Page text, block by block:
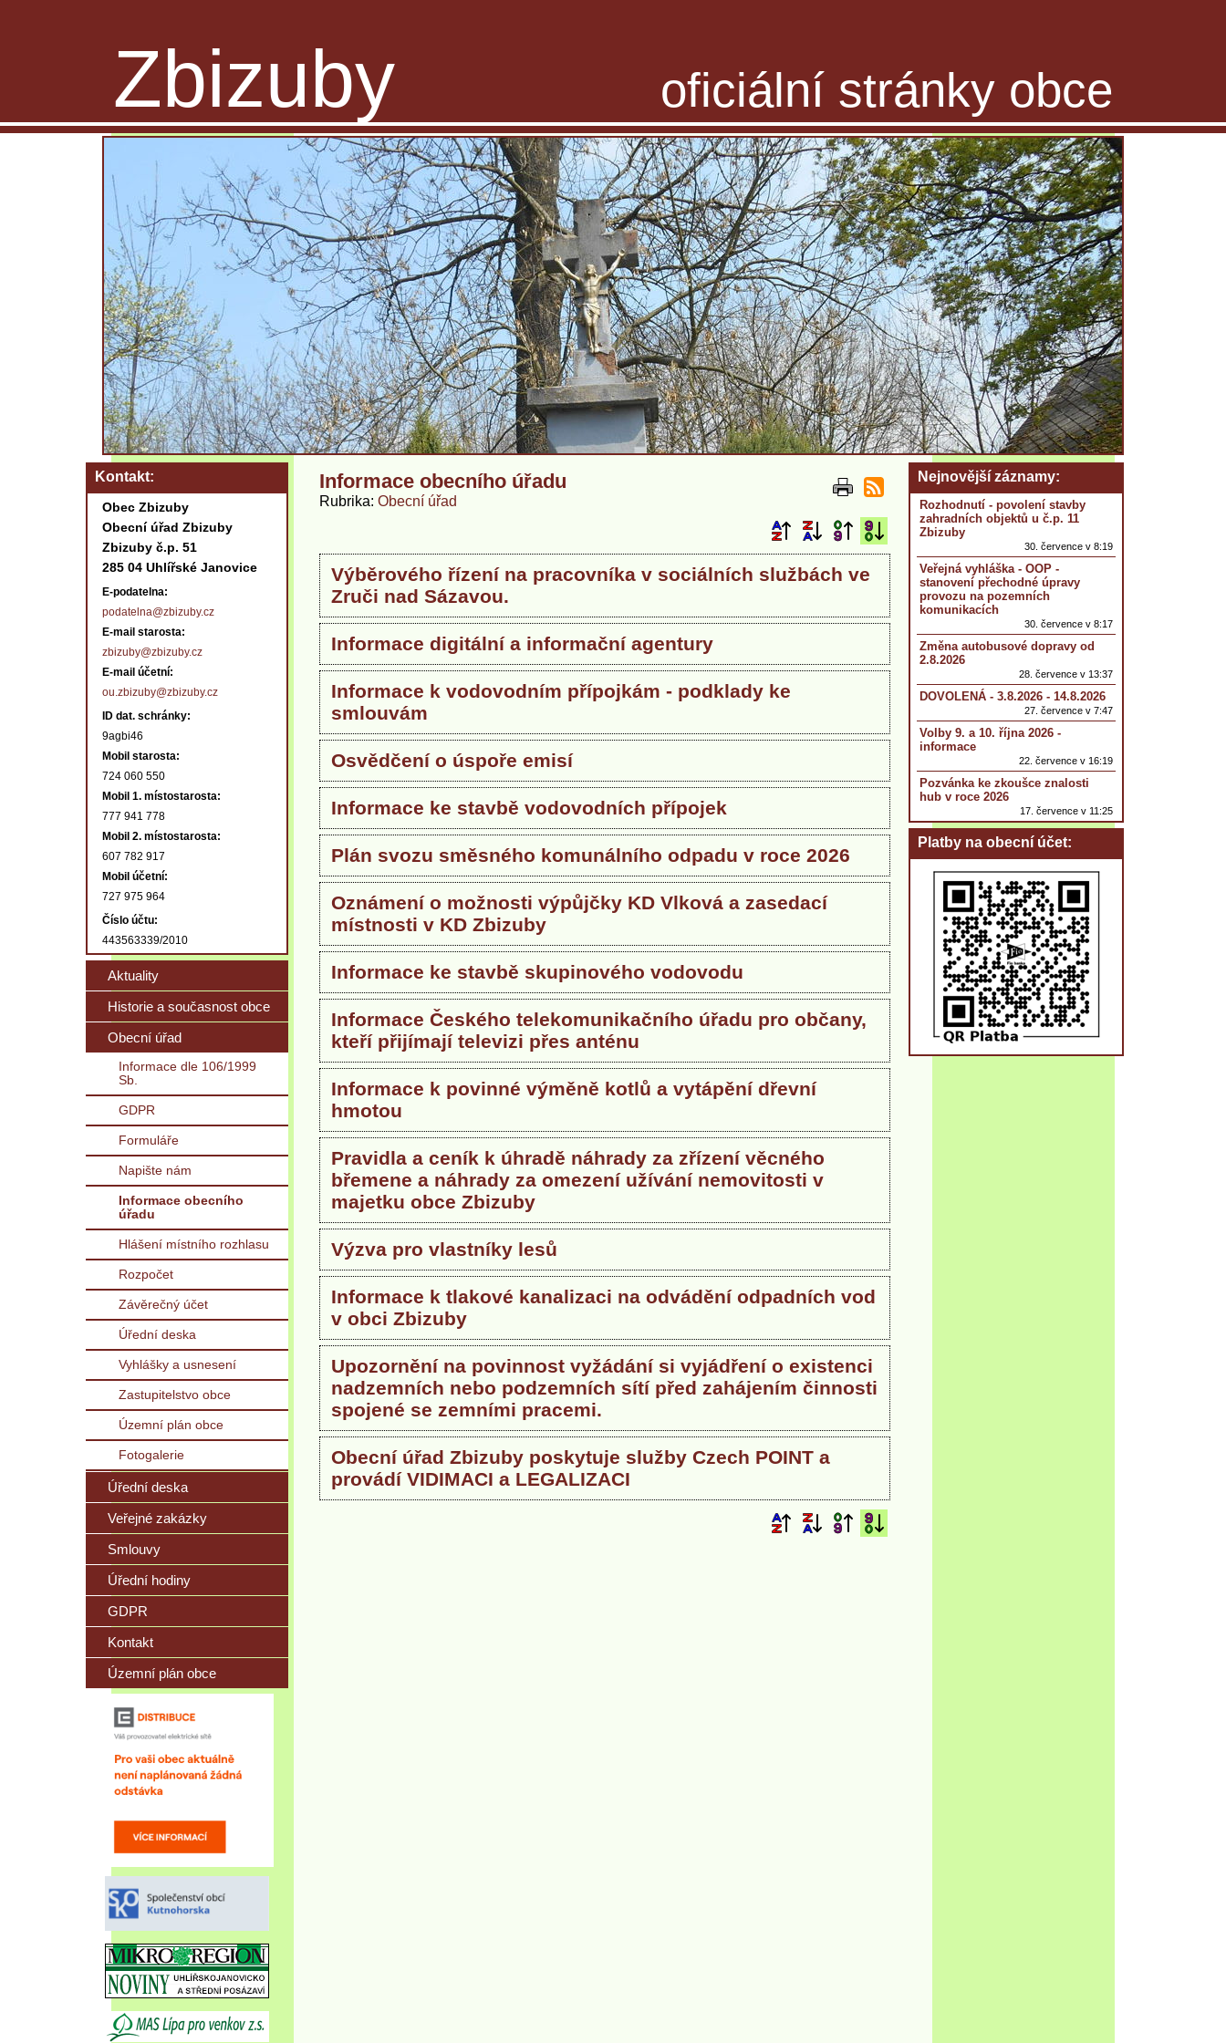
Zbizuby oficiální stránky obce
Informace obecního úřadu
Rubrika Obecní úřad
Výběrového řízení na pracovníka v sociálních službách ve
Zruči nad Sázavou.
Informace digitální a informační agentury
Informace k vodovodním přípojkám - podklady ke
smlouvám
Osvědčení o úspoře emisí
Informace ke stavbě vodovodních přípojek
Plán svozu směsného komunálního odpadu v roce 2026
Oznámení o možnosti výpůjčky KD Vlková a zasedací
místnosti v KD Zbizuby
Informace ke stavbě skupinového vodovodu
Informace Českého telekomunikačního úřadu pro občany,
kteří přijímají televizi přes anténu
Informace k povinné výměně kotlů a vytápění dřevní
hmotou
Pravidla a ceník k úhradě náhrady za zřízení věcného
břemene a náhrady za omezení užívání nemovitosti v
majetku obce Zbizuby
Výzva pro vlastníky lesů
Informace k tlakové kanalizaci na odvádění odpadních vod
v obci Zbizuby
Upozornění na povinnost vyžádání si vyjádření o existenci
nadzemních nebo podzemních sítí před zahájením činnosti
spojené se zemními pracemi.
Obecní úřad Zbizuby poskytuje služby Czech POINT a
provádí VIDIMACI a LEGALIZACI
Kontakt
Obec Zbizuby
Obecní úřad Zbizuby
Zbizuby č.p. 51
285 04 Uhlířské Janovice
E-podatelna:
podatelna@zbizuby.cz
E-mail starosta:
zbizuby@zbizuby.cz
E-mail účetní:
ou.zbizuby@zbizuby.cz
ID dat. schránky:
9agbi46
Mobil starosta:
724 060 550
Mobil 1. místostarosta:
777 941 778
Mobil 2. místostarosta:
607 782 917
Mobil účetní:
727 975 964
Číslo účtu:
443563339/2010
Aktuality
Historie a současnost obce
Obecní úřad
Informace dle 106/1999
Sb.
GDPR
Formuláře
Napište nám
Informace obecního
úřadu
Hlášení místního rozhlasu
Rozpočet
Závěrečný účet
Úřední deska
Vyhlášky a usnesení
Zastupitelstvo obce
Územní plán obce
Fotogalerie
Úřední deska
Veřejné zakázky
Smlouvy
Úřední hodiny
GDPR
Kontakt
Územní plán obce
Nejnovější záznamy
Rozhodnutí - povolení stavby
zahradních objektů u č.p. 11
Zbizuby
30. července v 8:19
Veřejná vyhláška - OOP -
stanovení přechodné úpravy
provozu na pozemních
komunikacích
30. července v 8:17
Změna autobusové dopravy od
2.8.2026
28. července v 13:37
DOVOLENÁ - 3.8.2026 - 14.8.2026
27. července v 7:47
Volby 9. a 10. října 2026 -
informace
22. července v 16:19
Pozvánka ke zkoušce znalosti
hub v roce 2026
17. července v 11:25
Platby na obecní účet